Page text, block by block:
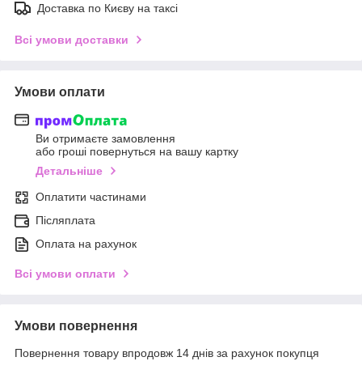
Доставка по Києву на таксі
Всі умови доставки
Умови оплати
Ви отримаєте замовлення
або гроші повернуться на вашу картку
Детальніше
Оплатити частинами
Післяплата
Оплата на рахунок
Всі умови оплати
Умови повернення
Повернення товару впродовж 14 днів за рахунок покупця